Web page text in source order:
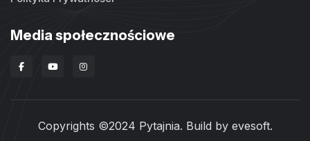
Media społecznościowe
Copyrights ©2024 Pytajnia. Build by evesoft.